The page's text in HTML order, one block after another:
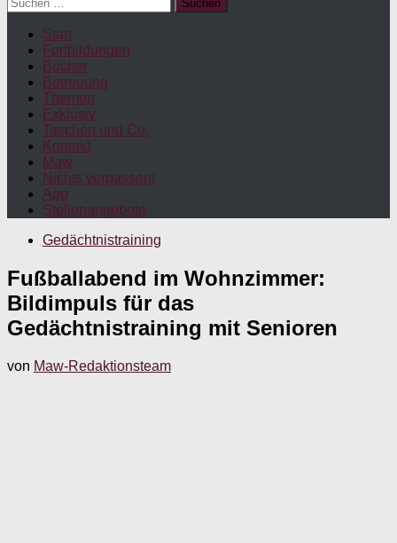
nach:
Start
Fortbildungen
Bücher
Betreuung
Themen
Exklusiv
Taschen und Co.
Kontakt
Maw
Nichts verpassen!
App
Stellenangebote
Gedächtnistraining
Fußballabend im Wohnzimmer:
Bildimpuls für das
Gedächtnistraining mit Senioren
von Maw-Redaktionsteam